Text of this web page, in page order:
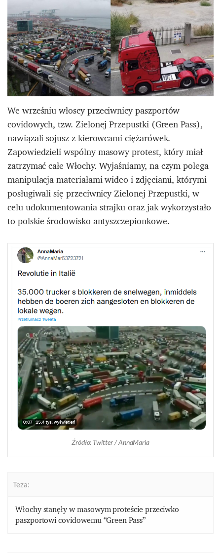
We wrześniu włoscy przeciwnicy paszportów
covidowych, tzw. Zielonej Przepustki (Green Pass),
nawiązali sojusz z kierowcami ciężarówek.
Zapowiedzieli wspólny masowy protest, który miał
zatrzymać całe Włochy. Wyjaśniamy, na czym polega
manipulacja materiałami wideo i zdjęciami, którymi
posługiwali się przeciwnicy Zielonej Przepustki, w
celu udokumentowania strajku oraz jak wykorzystało
to polskie środowisko antyszczepionkowe.
Źródło: Twitter / AnnaMaria
Teza:
Włochy stanęły w masowym proteście przeciwko
paszportowi covidowemu “Green Pass”